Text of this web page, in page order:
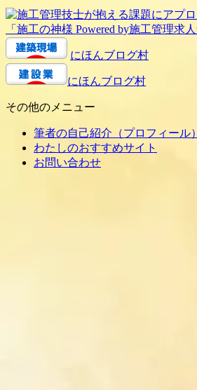
にほんブログ村
にほんブログ村
その他のメニュー
筆者の自己紹介（プロフィール）
わたしのおすすめサイト
お問い合わせ